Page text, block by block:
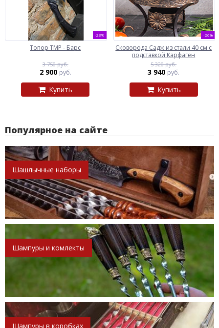
-23%
Топор ТМР - Барс
3 750 руб.
2 900 руб.
Купить
-26%
Сковорода Садж из стали 40 см с
подставкой Карфаген
5 320 руб.
3 940 руб.
Купить
Популярное на сайте
Шашлычные наборы
Шампуры и комлекты
Шампуры в коробках